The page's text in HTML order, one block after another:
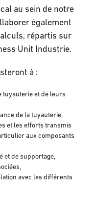
au sein de notre
également
répartis sur
Unit Industrie.
à :
tuyauterie et de leurs
de la tuyauterie,
et les efforts transmis
aux composants
et de supportage,
avec les différents